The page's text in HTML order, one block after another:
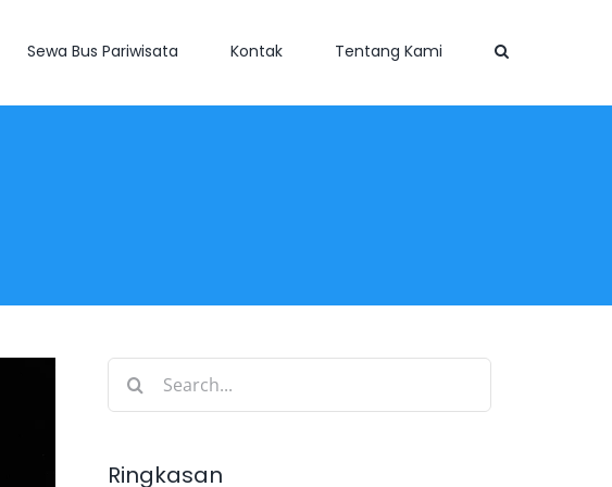
Sewa Bus Pariwisata Kontak Tentang Kami
Search
Ringkasan